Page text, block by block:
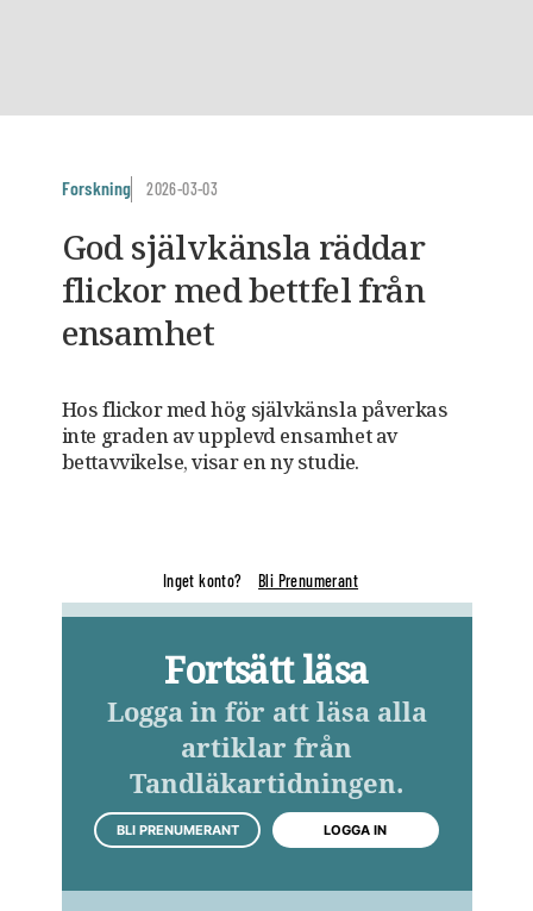
Forskning 2026-03-03
God självkänsla räddar
flickor med bettfel från
ensamhet
Hos flickor med hög självkänsla påverkas
inte graden av upplevd ensamhet av
bettavvikelse, visar en ny studie.
Inget konto? Bli Prenumerant
Fortsätt läsa
Logga in för att läsa alla
artiklar från
Tandläkartidningen.
BLI PRENUMERANT LOGGA IN